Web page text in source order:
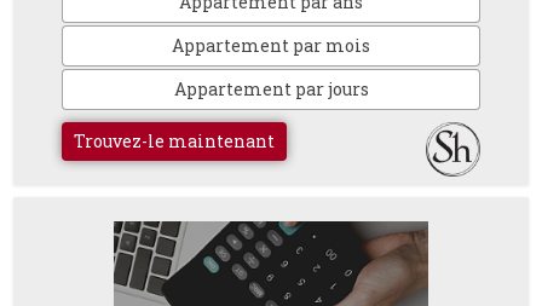
Appartement par mois
Appartement par jours
Trouvez-le maintenant